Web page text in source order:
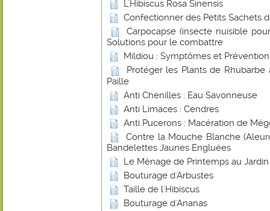
L'Hibiscus Rosa Sinensis
Confectionner des Petits Sachets
Carpocapse (insecte nuisible
Solutions pour le combattre
Mildiou : Symptômes et Prévention
Protéger les Plants de
Paille
Anti Chenilles : Eau Savonneuse
Anti Limaces : Cendres
Anti Pucerons : Macération de
Contre la Mouche Blanche
Bandelettes Jaunes Engluées
Le Ménage de Printemps au Jardin
Bouturage d'Arbustes
Taille de l'Hibiscus
Bouturage d'Ananas